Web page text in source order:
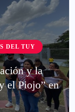
DEL TUY
y la
el Piojo” en